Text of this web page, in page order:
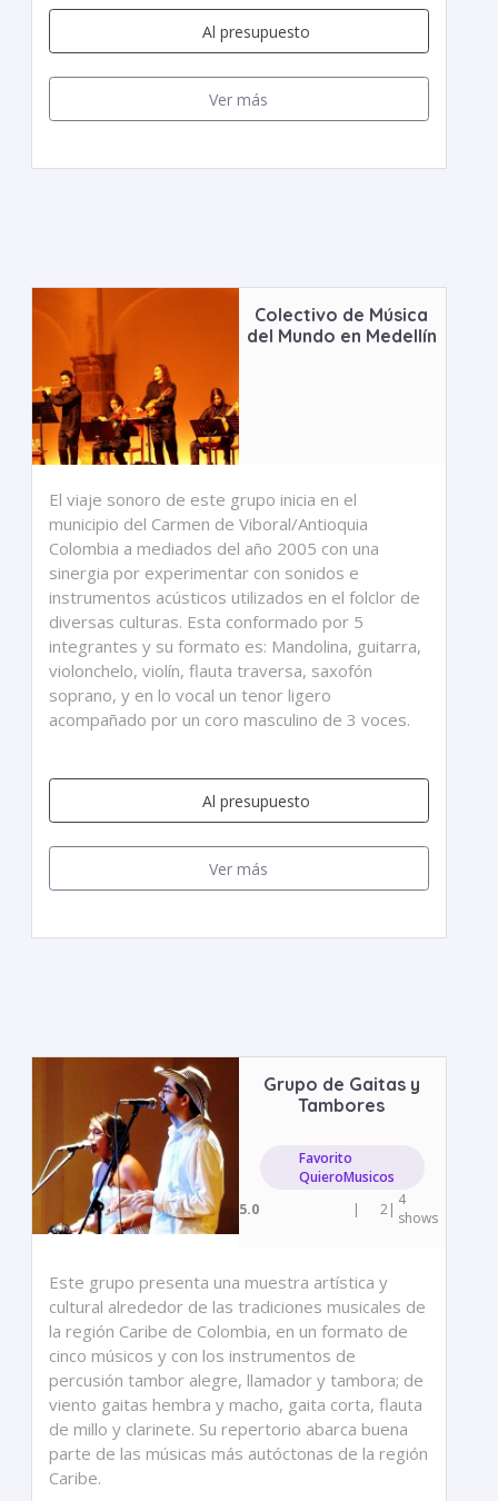
Al presupuesto
Ver más
Colectivo de Música
del Mundo en Medellín
El viaje sonoro de este grupo inicia en el
municipio del Carmen de Viboral/Antioquia
Colombia a mediados del año 2005 con una
sinergia por experimentar con sonidos e
instrumentos acústicos utilizados en el folclor de
diversas culturas. Esta conformado por 5
integrantes y su formato es: Mandolina, guitarra,
violonchelo, violín, flauta traversa, saxofón
soprano, y en lo vocal un tenor ligero
acompañado por un coro masculino de 3 voces.
Al presupuesto
Ver más
Grupo de Gaitas y
Tambores
Favorito
QuieroMusicos
5.0
| 2| 4
shows
Este grupo presenta una muestra artística y
cultural alrededor de las tradiciones musicales de
la región Caribe de Colombia, en un formato de
cinco músicos y con los instrumentos de
percusión tambor alegre, llamador y tambora; de
viento gaitas hembra y macho, gaita corta, flauta
de millo y clarinete. Su repertorio abarca buena
parte de las músicas más autóctonas de la región
Caribe.